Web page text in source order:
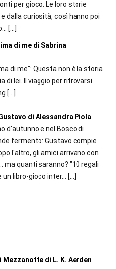
per gioco. Le loro storie
dalla curiosità, così hanno poi
[…]
di me di Sabrina
di me": Questa non è la storia
di lei. Il viaggio per ritrovarsi
[…]
di Alessandra Piola
d'autunno e nel Bosco di
fermento: Gustavo compie
l'altro, gli amici arrivano con
ma quanti saranno? "10 regali
libro-gioco inter...
[…]
Mezzanotte di L. K. Aerden